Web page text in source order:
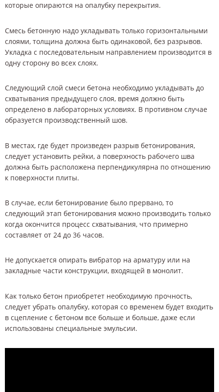
которые опираются на опалубку перекрытия.
Смесь бетонную надо укладывать только горизонтальными
слоями, толщина должна быть одинаковой, без разрывов.
Укладка с последовательным направлением производится в
одну сторону во всех слоях.
Следующий слой смеси бетона необходимо укладывать до
схватывания предыдущего слоя, время должно быть
определено в лабораторных условиях. В противном случае
образуется производственный шов.
В местах, где будет произведен разрыв бетонирования,
следует установить рейки, а поверхность рабочего шва
должна быть расположена перпендикулярна по отношению
к поверхности плиты.
В случае, если бетонирование было прервано, то
следующий этап бетонирования можно производить только
когда окончится процесс схватывания, что примерно
составляет от 24 до 36 часов.
Не допускается опирать вибратор на арматуру или на
закладные части конструкции, входящей в монолит.
Как только бетон приобретет необходимую прочность,
следует убрать опалубку, которая со временем будет входить
в сцепление с бетоном все больше и больше, даже если
использованы специальные эмульсии.